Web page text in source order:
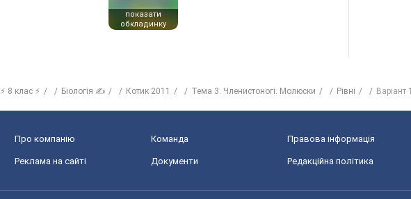
показати
обкладинку
⚡ 8 клас ⚡ Біологія ✍ Котик 2011 Тема 3. Членистоногі. Молюски Рівні Варіант 1
Про компанію Команда Правова інформація
Реклама на сайті Документи Редакційна політика